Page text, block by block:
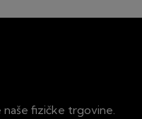
fizičke trgovine.